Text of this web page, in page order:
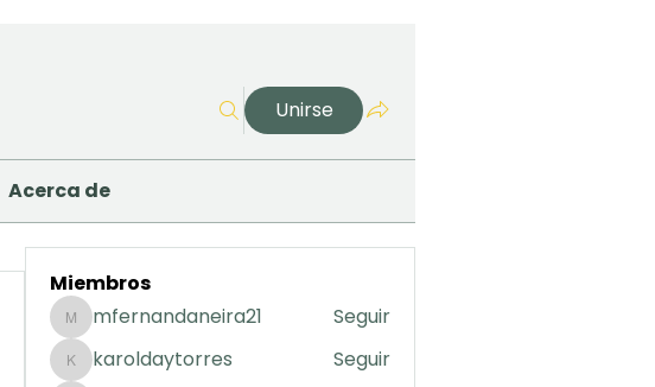
Unirse
Acerca de
Miembros
mfernandaneira21
mfernandaneira21 Seguir
karoldaytorres
karoldaytorres Seguir